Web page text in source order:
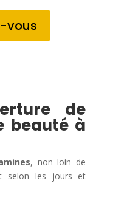
vous
de
beauté à
, non loin de
selon les jours et